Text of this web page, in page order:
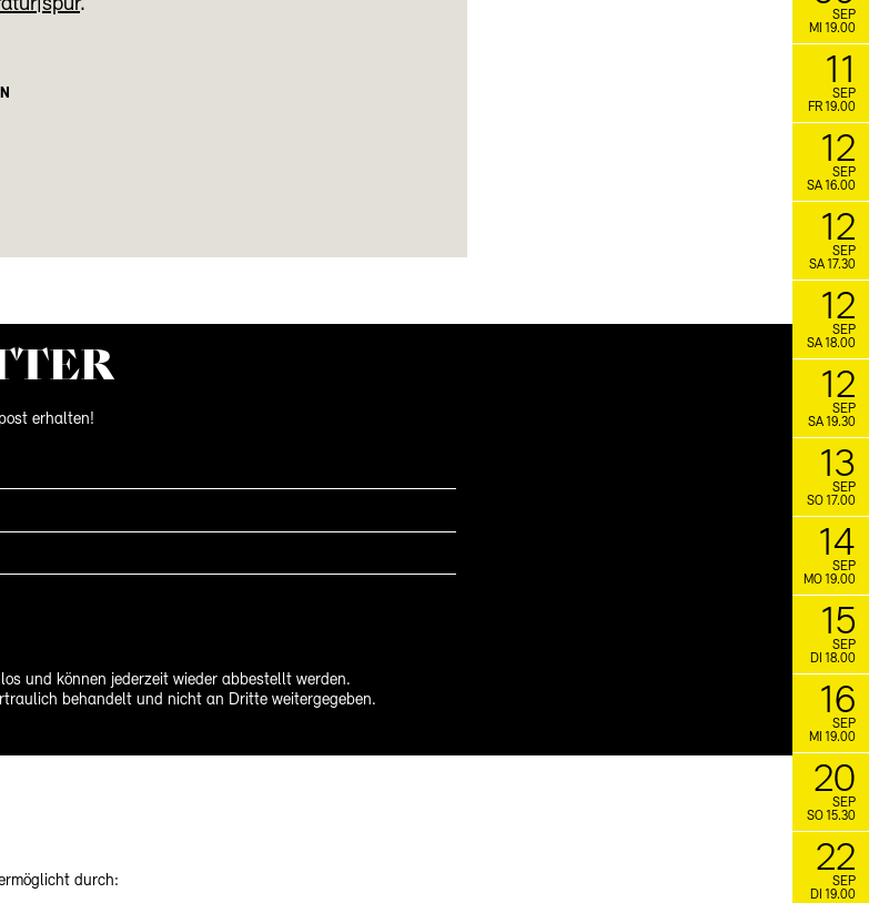
.
erhalten!
und können jederzeit wieder abbestellt werden.
behandelt und nicht an Dritte weitergegeben.
durch:
SEP
MI 19.00
11
SEP
FR 19.00
12
SEP
SA 16.00
12
SEP
SA 17.30
12
SEP
SA 18.00
12
SEP
SA 19.30
13
SEP
SO 17.00
14
SEP
MO 19.00
15
SEP
DI 18.00
16
SEP
MI 19.00
20
SEP
SO 15.30
22
SEP
DI 19.00